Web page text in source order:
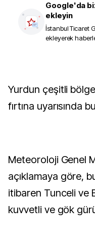
Google'da
ekleyin
İstanbul Ticaret
ekleyerek
Yurdun çeşitli bölgeleri için kuvvetli sağanak ve
fırtına uyarısında
Meteoroloji Genel
açıklamaya göre,
itibaren Tunceli ve
kuvvetli ve gök